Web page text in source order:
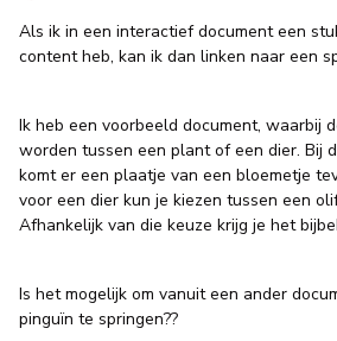
Als ik in een interactief document een
content heb, kan ik dan linken naar een
Ik heb een voorbeeld document, waarbij
worden tussen een plant of een dier. Bij
komt er een plaatje van een bloemetje
voor een dier kun je kiezen tussen een
Afhankelijk van die keuze krijg je het
Is het mogelijk om vanuit een ander
pinguïn te springen??